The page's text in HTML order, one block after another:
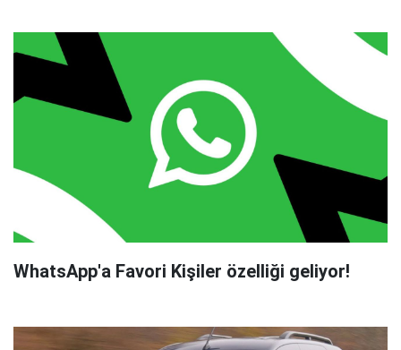
WhatsApp'a Favori Kişiler özelliği geliyor!